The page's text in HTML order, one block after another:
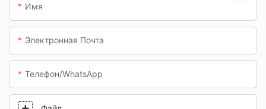
автозаправочные
станции и
подземные
переходы.
Имя
Электронная Почта
Телефон/WhatsApp